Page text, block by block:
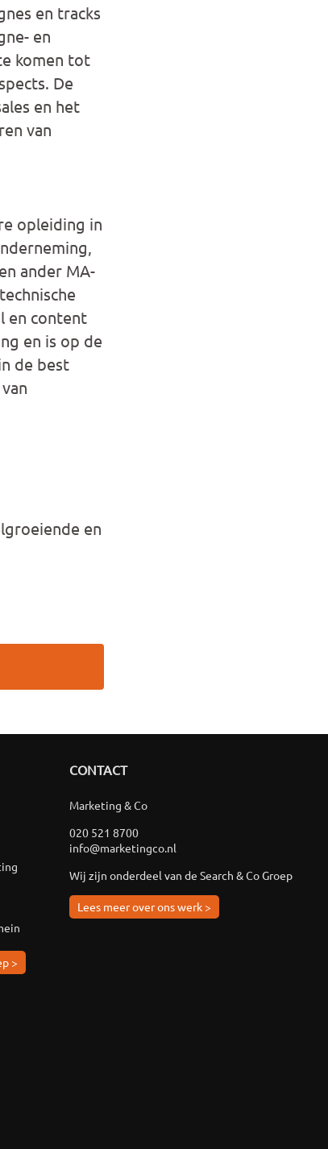
en tracks
en
komen tot
De
en het
van
opleiding in
ander MA-
en content
en is op de
de best
en
>
CONTACT
Marketing & Co
020 521 8700
info@marketingco.nl
Wij zijn onderdeel van de Search & Co Groep
Lees meer over ons werk >